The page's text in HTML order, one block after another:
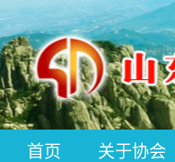
首页 关于协会